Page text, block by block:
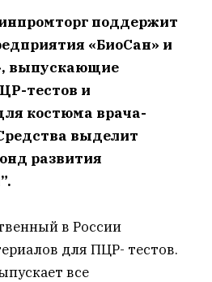
поддержит
«БиоСан» и
выпускающие
тестов и
костюма врача-
выделит
развития
в России
для ПЦР- тестов.
все